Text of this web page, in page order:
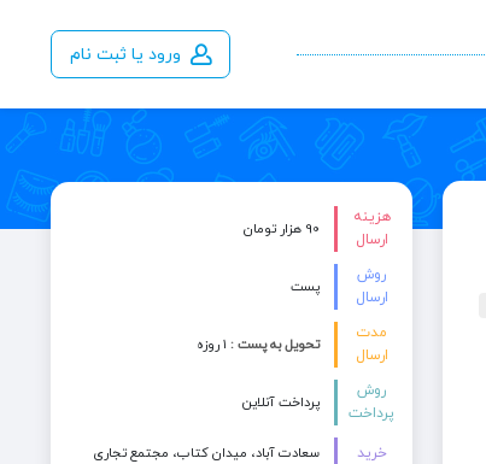
ورود یا ثبت نام
هزینه
ارسال
90 هزار تومان
روش
ارسال
پست
مدت
ارسال
تحویل به پست :
روش
پرداخت
پرداخت آنلاین
خرید
سعادت آباد، میدان کتاب، مجتمع تجاری